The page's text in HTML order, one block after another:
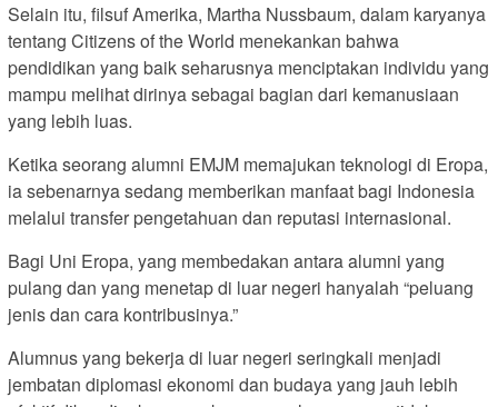
Selain itu, filsuf Amerika, Martha Nussbaum, dalam karyanya
tentang Citizens of the World menekankan bahwa
pendidikan yang baik seharusnya menciptakan individu yang
mampu melihat dirinya sebagai bagian dari kemanusiaan
yang lebih luas.
Ketika seorang alumni EMJM memajukan teknologi di Eropa,
ia sebenarnya sedang memberikan manfaat bagi Indonesia
melalui transfer pengetahuan dan reputasi internasional.
Bagi Uni Eropa, yang membedakan antara alumni yang
pulang dan yang menetap di luar negeri hanyalah “peluang
jenis dan cara kontribusinya.”
Alumnus yang bekerja di luar negeri seringkali menjadi
jembatan diplomasi ekonomi dan budaya yang jauh lebih